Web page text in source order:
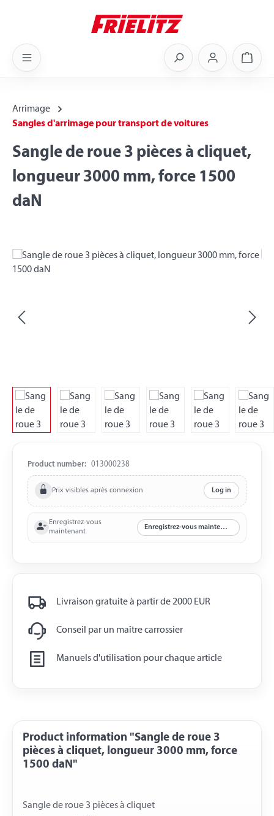
Arrimage
Sangles d'arrimage pour transport de voitures
Sangle de roue 3 pièces à cliquet,
longueur 3000 mm, force 1500
daN
Skip image gallery
Product number: 013000238
Prix visibles après connexion Log in
Enregistrez-vous
maintenant
Enregistrez-vous maintenant
Livraison gratuite à partir de 2000 EUR
Conseil par un maître carrossier
Manuels d'utilisation pour chaque article
Product information "Sangle de roue 3
pièces à cliquet, longueur 3000 mm, force
1500 daN"
Sangle de roue 3 pièces à cliquet